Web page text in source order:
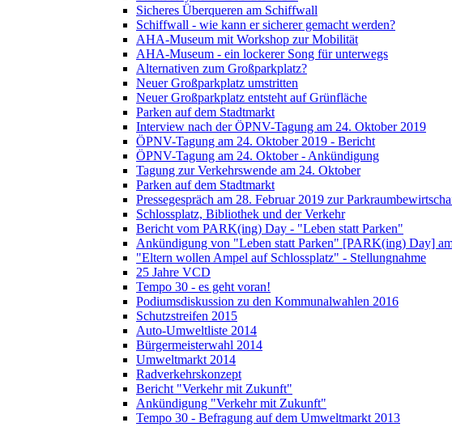
Sicheres Überqueren am Schiffwall
Schiffwall - wie kann er sicherer gemacht werden?
AHA-Museum mit Workshop zur Mobilität
AHA-Museum - ein lockerer Song für unterwegs
Alternativen zum Großparkplatz?
Neuer Großparkplatz umstritten
Neuer Großparkplatz entsteht auf Grünfläche
Parken auf dem Stadtmarkt
Interview nach der ÖPNV-Tagung am 24. Oktober 2019
ÖPNV-Tagung am 24. Oktober 2019 - Bericht
ÖPNV-Tagung am 24. Oktober - Ankündigung
Tagung zur Verkehrswende am 24. Oktober
Parken auf dem Stadtmarkt
Pressegespräch am 28. Februar 2019 zur
Schlossplatz, Bibliothek und der Verkehr
Bericht vom PARK(ing) Day - "Leben statt Parken"
Ankündigung von "Leben statt Parken" [PARK(ing) Day]
"Eltern wollen Ampel auf Schlossplatz" - Stellungnahme
25 Jahre VCD
Tempo 30 - es geht voran!
Podiumsdiskussion zu den Kommunalwahlen 2016
Schutzstreifen 2015
Auto-Umweltliste 2014
Bürgermeisterwahl 2014
Umweltmarkt 2014
Radverkehrskonzept
Bericht "Verkehr mit Zukunft"
Ankündigung "Verkehr mit Zukunft"
Tempo 30 - Befragung auf dem Umweltmarkt 2013